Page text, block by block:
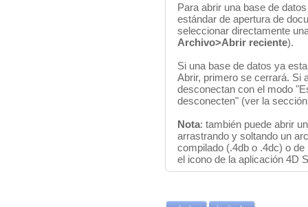
Para abrir una base de
estándar de apertura de
seleccionar directamente
Archivo>Abrir reciente).
Si una base de datos ya
Abrir, primero se cerrará. Si
desconectan con el modo
desconecten" (ver la
Nota: también puede abrir
arrastrando y soltando un
compilado (.4db o .4dc) o
el icono de la aplicación 4D